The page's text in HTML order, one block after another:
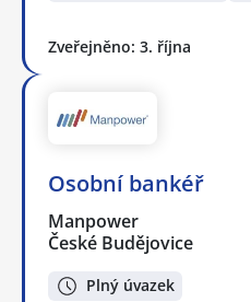
Zveřejněno: 3. října
Osobní bankéř
Manpower
České Budějovice
Plný úvazek